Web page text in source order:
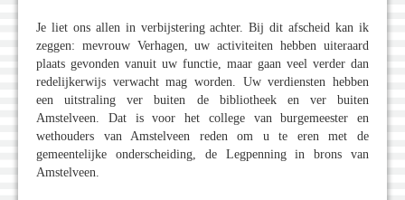
Je liet ons allen in verbijstering achter. Bij dit afscheid kan ik
zeggen: mevrouw Verhagen, uw activiteiten hebben uiteraard
plaats gevonden vanuit uw functie, maar gaan veel verder dan
redelijkerwijs verwacht mag worden. Uw verdiensten hebben
een uitstraling ver buiten de bibliotheek en ver buiten
Amstelveen. Dat is voor het college van burgemeester en
wethouders van Amstelveen reden om u te eren met de
gemeentelijke onderscheiding, de Legpenning in brons van
Amstelveen.